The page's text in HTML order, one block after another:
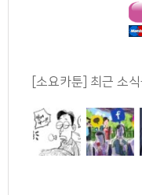
[소요카툰] 최근 소